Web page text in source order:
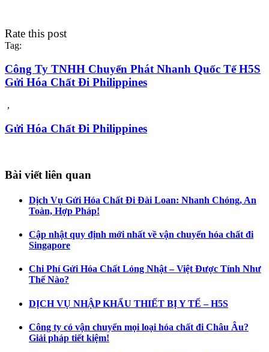
Rate this post
Tag:
Công Ty TNHH Chuyển Phát Nhanh Quốc Tế H5S
Gửi Hóa Chất Đi Philippines
,
Gửi Hóa Chất Đi Philippines
Bài viết liên quan
Dịch Vụ Gửi Hóa Chất Đi Đài Loan: Nhanh Chóng, An
Toàn, Hợp Pháp!
Cập nhật quy định mới nhất về vận chuyển hóa chất đi
Singapore
Chi Phí Gửi Hóa Chất Lỏng Nhật – Việt Được Tính Như
Thế Nào?
DỊCH VỤ NHẬP KHẨU THIẾT BỊ Y TẾ – H5S
Công ty có vận chuyển mọi loại hóa chất đi Châu Âu?
Giải pháp tiết kiệm!